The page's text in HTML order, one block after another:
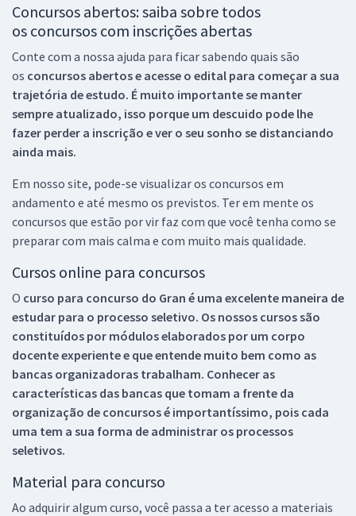
Concursos abertos: saiba sobre todos
os concursos com inscrições abertas
Conte com a nossa ajuda para ficar sabendo quais são
os concursos abertos e acesse o edital para começar a sua
trajetória de estudo. É muito importante se manter
sempre atualizado, isso porque um descuido pode lhe
fazer perder a inscrição e ver o seu sonho se distanciando
ainda mais.
Em nosso site, pode-se visualizar os concursos em
andamento e até mesmo os previstos. Ter em mente os
concursos que estão por vir faz com que você tenha como se
preparar com mais calma e com muito mais qualidade.
Cursos online para concursos
O curso para concurso do Gran é uma excelente maneira de
estudar para o processo seletivo. Os nossos cursos são
constituídos por módulos elaborados por um corpo
docente experiente e que entende muito bem como as
bancas organizadoras trabalham. Conhecer as
características das bancas que tomam a frente da
organização de concursos é importantíssimo, pois cada
uma tem a sua forma de administrar os processos
seletivos.
Material para concurso
Ao adquirir algum curso, você passa a ter acesso a materiais